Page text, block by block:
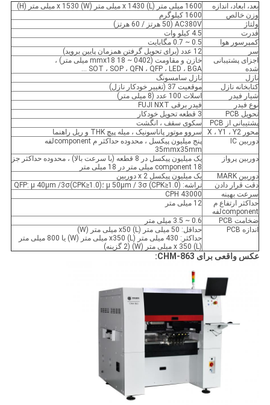
بعد، ابعاد، اندازه
1600 میلی متر (L) x 1430 میلی متر (W) x 1530 میلی متر (H)
وزن خالص
1600 کیلوگرم
ولتاژ
AC380V (50 هرتز / 60 هرتز)
قدرت
4.5 کیلو وات
کمپرسور هوا
0.5 ~ 0.7 مگابایت
سر
12 عدد (برای تحویل گرفتن همزمان پایین بروید)
اجزای پشتیبانی
شده
خازن و مقاومت (0402 ~ 18 mmx18 میلی متر) ،
SOT ، SOP ، QFN ، QFP ، LED ، BGA ...
نازل
نازل سامسونگ
کتابخانه نازل
موقعیت 37 (تغییر خودکار نازل)
شیار فیدر
اسلات 100 عدد (8 میلی متر)
نوع فیدر
فیدر برقی FUJI NXT
تحویل PCB
3 قطعه تحویل خودکار
پشتیبانی از PCB
سکوی سقف ، انگشت
محور X ، Y1 ، Y2
سروو موتور پاناسونیک ، میله پیچ THK و ریل راهنما
دوربین IC
پنج میلیون پیکسل ، محدوده حداکثر م componentلفه
35mmx35mm
دوربین پرواز
یک میلیون پیکسل در 8 قطعه (با سرعت بالا) ، محدوده حداکثر جز
component 18 میلی متر در 18 میلی متر
دوربین MARK
یک میلیون پیکسل x 2 دوربین
دقت قرار دادن
تراشه: μ 50μm / 3σ (CPK≥1.0) ؛QFP: μ 40μm /3σ(CPK≥1.0)
سرعت بهینه
43000 CPH
حداکثر ارتفاع م
componentلفه
12 میلی متر
ضخامت PCB
0.6 ~ 3.5 میلی متر
اندازه PCB
حداقل: 50 میلی متر (L) x50 میلی متر (W)
حداکثر: 430 میلی متر (L) x350 میلی متر (W) یا 800 میلی متر
(L) x 350 میلی متر (W) (2 گزینه)
عکس واقعی برای CHM-863: